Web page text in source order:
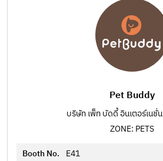
Pet Buddy
บริษัท เพ็ท บัดดี้ อินเตอร์เนชั่
ZONE: PETS
Booth No. E41